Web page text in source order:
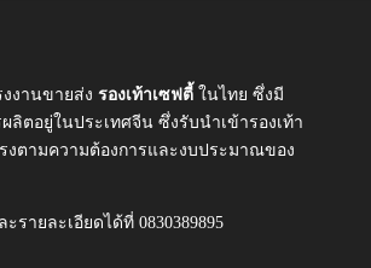
งานขายส่ง รองเท้าเซฟตี้ ในไทย ซึ่งมี
ลิตอยู่ในประเทศจีน ซึ่งรับนำเข้ารองเท้า
ตามความต้องการและงบประมาณของ
รายละเอียดได้ที่ 0830389895